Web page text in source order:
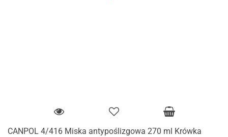
CANPOL 4/416 Miska antypoślizgowa 270 ml Krówka